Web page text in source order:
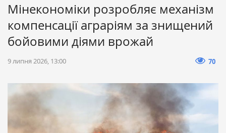
Мінекономіки розробляє механізм
компенсації аграріям за знищений
бойовими діями врожай
9 липня 2026, 13:00 70